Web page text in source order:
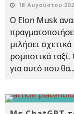
18 Αυγούστου
Ο Elon Musk
μιλήσει
ρομποτικά
για αυτό που θα...